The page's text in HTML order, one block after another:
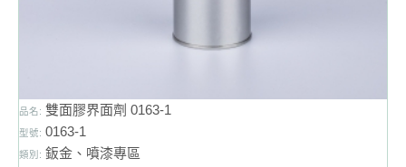
品名: 雙面膠界面劑 0163-1
型號: 0163-1
類別: 鈑金、噴漆專區